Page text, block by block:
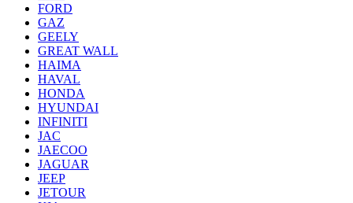
FORD
GAZ
GEELY
GREAT WALL
HAIMA
HAVAL
HONDA
HYUNDAI
INFINITI
JAC
JAECOO
JAGUAR
JEEP
JETOUR